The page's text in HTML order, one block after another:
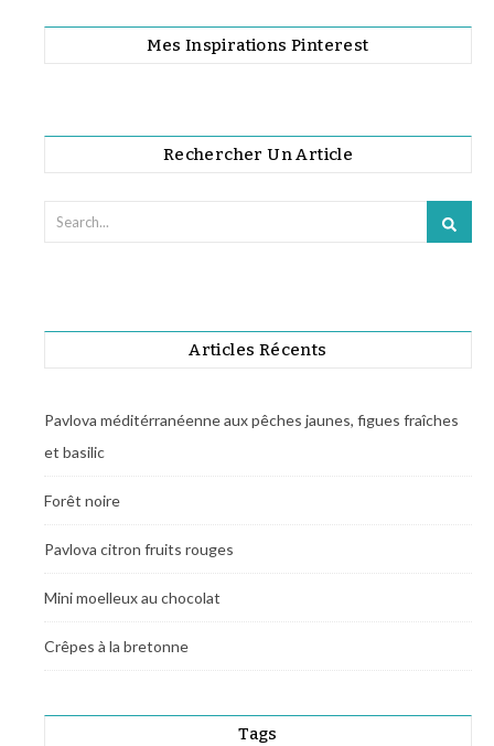
Mes Inspirations Pinterest
Rechercher Un Article
Articles Récents
Pavlova méditérranéenne aux pêches jaunes, figues fraîches
et basilic
Forêt noire
Pavlova citron fruits rouges
Mini moelleux au chocolat
Crêpes à la bretonne
Tags